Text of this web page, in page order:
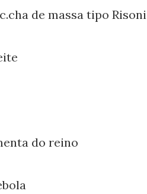
de massa tipo Risoni
do reino